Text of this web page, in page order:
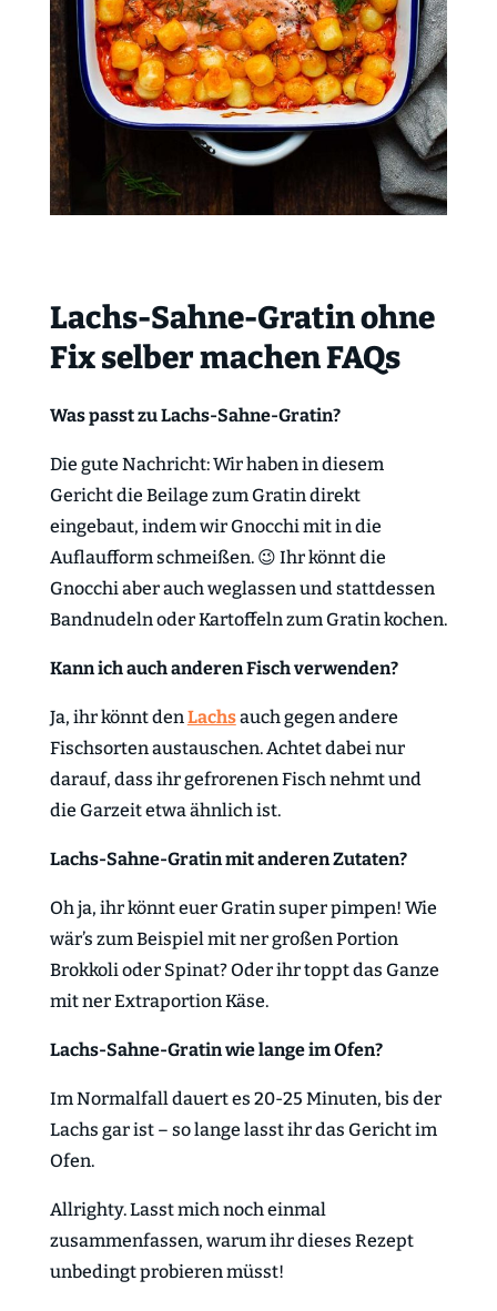
Lachs-Sahne-Gratin ohne
Fix selber machen FAQs
Was passt zu Lachs-Sahne-Gratin?
Die gute Nachricht: Wir haben in diesem
Gericht die Beilage zum Gratin direkt
eingebaut, indem wir Gnocchi mit in die
Auflaufform schmeißen. 😉 Ihr könnt die
Gnocchi aber auch weglassen und stattdessen
Bandnudeln oder Kartoffeln zum Gratin kochen.
Kann ich auch anderen Fisch verwenden?
Ja, ihr könnt den Lachsauch gegen andere
Fischsorten austauschen. Achtet dabei nur
darauf, dass ihr gefrorenen Fisch nehmt und
die Garzeit etwa ähnlich ist.
Lachs-Sahne-Gratin mit anderen Zutaten?
Oh ja, ihr könnt euer Gratin super pimpen! Wie
wär’s zum Beispiel mit ner großen Portion
Brokkoli oder Spinat? Oder ihr toppt das Ganze
mit ner Extraportion Käse.
Lachs-Sahne-Gratin wie lange im Ofen?
Im Normalfall dauert es 20-25 Minuten, bis der
Lachs gar ist – so lange lasst ihr das Gericht im
Ofen.
Allrighty. Lasst mich noch einmal
zusammenfassen, warum ihr dieses Rezept
unbedingt probieren müsst!